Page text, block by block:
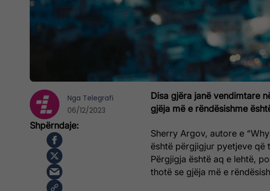
Disa gjëra janë vendimtare
gjëja më e rëndësishme
Sherry Argov, autore e
është përgjigjur pyetjeve që
Përgjigja është aq e lehtë,
thotë se gjëja më e
Nga Telegrafi
06/12/2023